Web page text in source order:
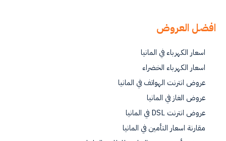
افضل العروض
اسعار الكهرباء في المانيا
اسعار الكهرباء الخضراء
عروض انترنت الهواتف في المانيا
عروض الغاز في المانيا
عروض انترنت DSL في المانيا
مقارنة اسعار التأمين في المانيا